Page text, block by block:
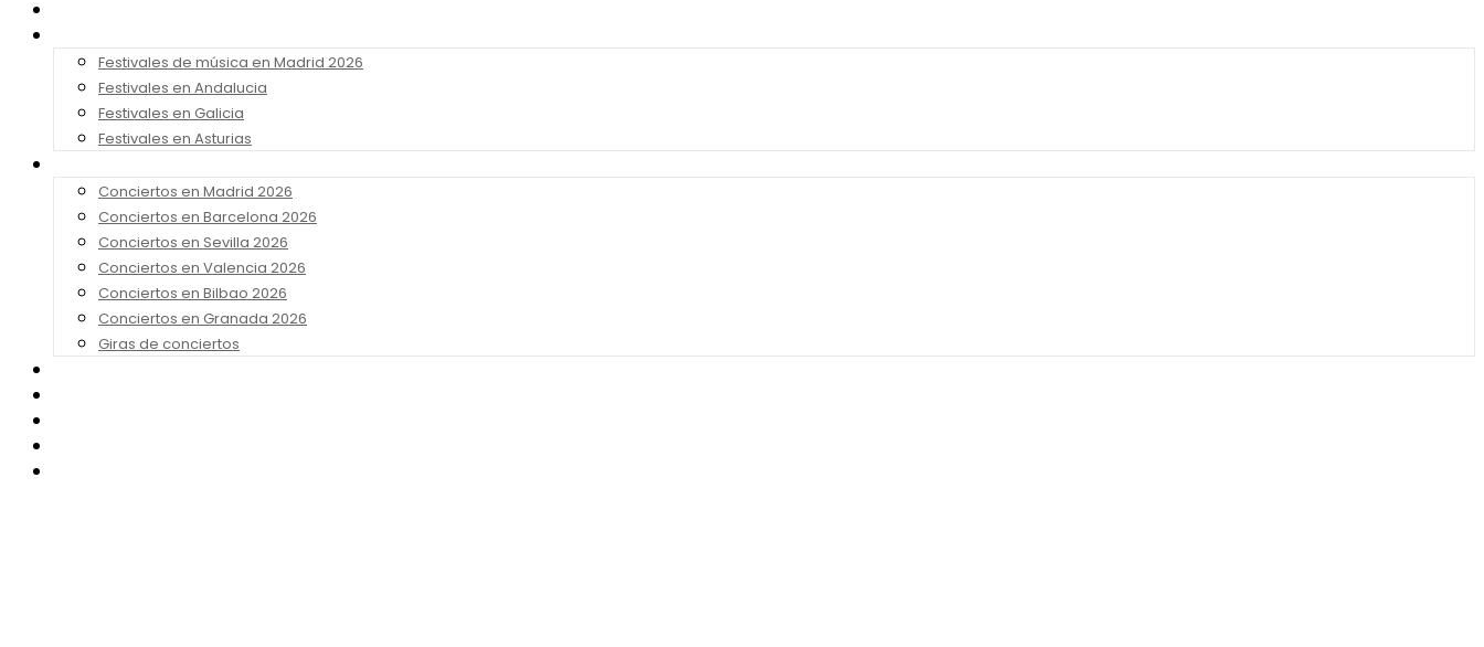
Festivales de música en Madrid 2026
Festivales en Andalucia
Festivales en Galicia
Festivales en Asturias
Conciertos en Madrid 2026
Conciertos en Barcelona 2026
Conciertos en Sevilla 2026
Conciertos en Valencia 2026
Conciertos en Bilbao 2026
Conciertos en Granada 2026
Giras de conciertos